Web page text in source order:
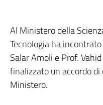
Al Ministero della
Tecnologia ha
Salar Amoli e Prof. Vahid
finalizzato un accordo
Ministero.